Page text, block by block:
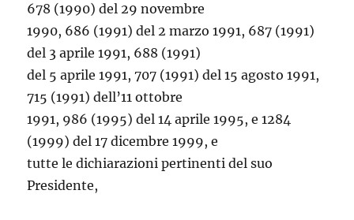
678 (1990) del 29 novembre
1990, 686 (1991) del 2 marzo 1991, 687 (1991)
del 3 aprile 1991, 688 (1991)
del 5 aprile 1991, 707 (1991) del 15 agosto 1991,
715 (1991) dell’11 ottobre
1991, 986 (1995) del 14 aprile 1995, e 1284
(1999) del 17 dicembre 1999, e
tutte le dichiarazioni pertinenti del suo
Presidente,